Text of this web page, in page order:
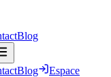
Blog
Blog
Espace